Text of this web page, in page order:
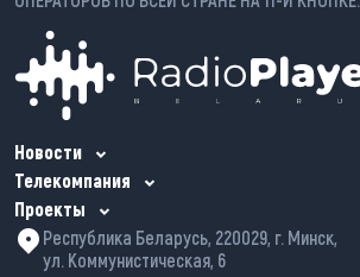
Новости
Телекомпания
Проекты
Республика Беларусь, 220029, г. Минск,
ул. Коммунистическая, 6